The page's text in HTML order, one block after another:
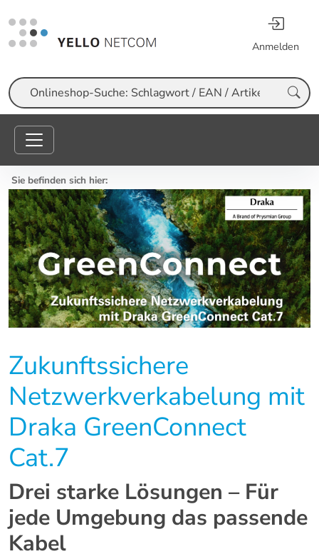
Anmelden
Suche
Sie befinden sich hier:
Zukunftssichere
Netzwerkverkabelung mit
Draka GreenConnect
Cat.7
Drei starke Lösungen – Für
jede Umgebung das passende
Kabel